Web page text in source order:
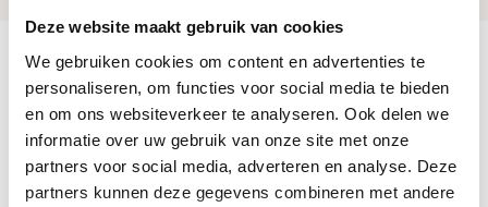
Deze website maakt gebruik van cookies
We gebruiken cookies om content en advertenties te
personaliseren, om functies voor social media te bieden
en om ons websiteverkeer te analyseren. Ook delen we
informatie over uw gebruik van onze site met onze
partners voor social media, adverteren en analyse. Deze
partners kunnen deze gegevens combineren met andere